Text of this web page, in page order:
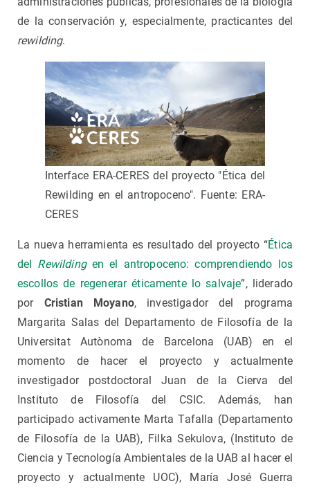
de la conservación y, especialmente, practicantes del
rewilding.
Interface ERA-CERES del proyecto "Ética del
Rewilding en el antropoceno". Fuente: ERA-
CERES
La nueva herramienta es resultado del proyecto “Ética
del Rewildingen el antropoceno: comprendiendo los
escollos de regenerar éticamente lo salvaje”, liderado
por Cristian Moyano, investigador del programa
Margarita Salas del Departamento de Filosofía de la
Universitat Autònoma de Barcelona (UAB) en el
momento de hacer el proyecto y actualmente
investigador postdoctoral Juan de la Cierva del
Instituto de Filosofía del CSIC. Además, han
participado activamente Marta Tafalla (Departamento
de Filosofía de la UAB), Filka Sekulova, (Instituto de
Ciencia y Tecnología Ambientales de la UAB al hacer el
proyecto y actualmente UOC), María José Guerra